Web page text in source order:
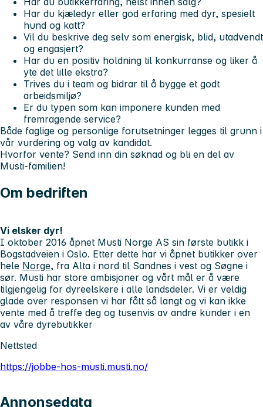
Har du kjæledyr eller god erfaring med dyr, spesielt
hund og katt?
Vil du beskrive deg selv som energisk, blid, utadvendt
og engasjert?
Har du en positiv holdning til konkurranse og liker å
yte det lille ekstra?
Trives du i team og bidrar til å bygge et godt
arbeidsmiljø?
Er du typen som kan imponere kunden med
fremragende service?
Både faglige og personlige forutsetninger legges til grunn i
vår vurdering og valg av kandidat.
Hvorfor vente? Send inn din søknad og bli en del av
Musti-familien!
Om bedriften
Vi elsker dyr!
I oktober 2016 åpnet Musti Norge AS sin første butikk i
Bogstadveien i Oslo. Etter dette har vi åpnet butikker over
hele Norge, fra Alta i nord til Sandnes i vest og Søgne i
sør. Musti har store ambisjoner og vårt mål er å være
tilgjengelig for dyreelskere i alle landsdeler. Vi er veldig
glade over responsen vi har fått så langt og vi kan ikke
vente med å treffe deg og tusenvis av andre kunder i en
av våre dyrebutikker
Nettsted
https://jobbe-hos-musti.musti.no/
Annonsedata